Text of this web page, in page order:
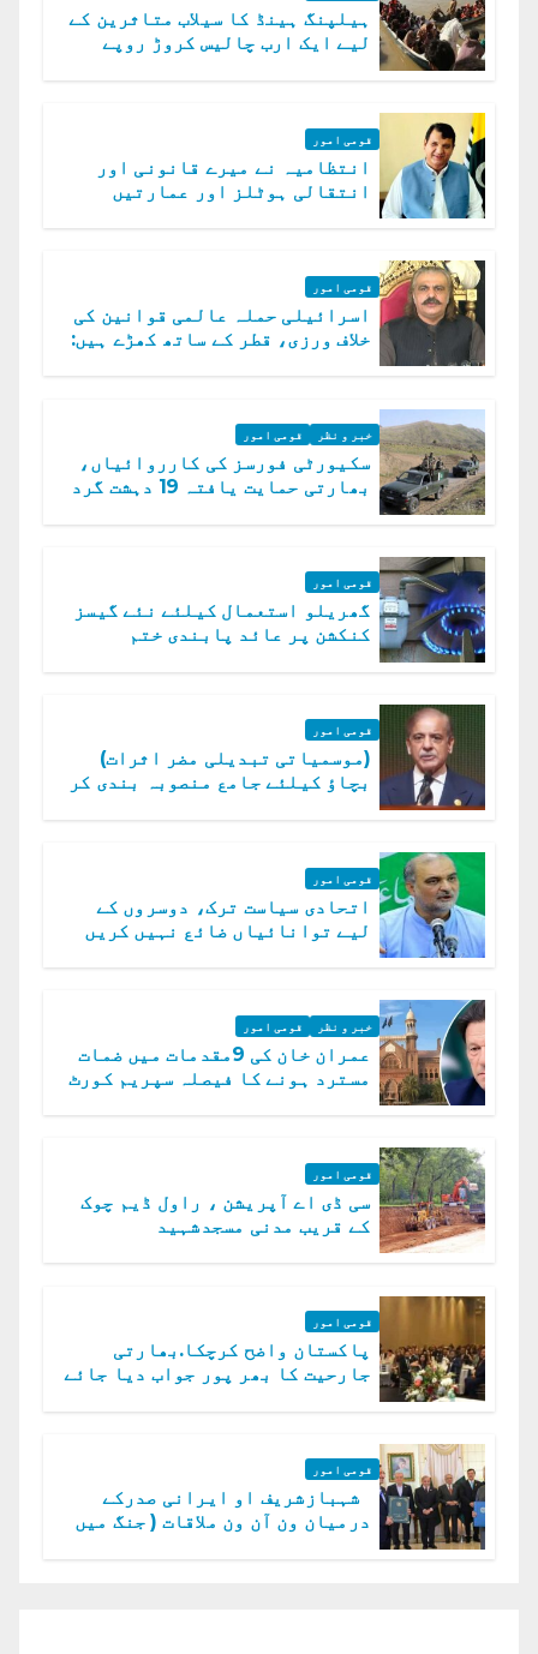
ہیلپنگ ہینڈ کا سیلاب متاثرین کے
لیے ایک ارب چالیس کروڑ روپے
قومی امور
انتظامیہ نے میرے قانونی اور
انتقالی ہوٹلز اور عمارتیں
قومی امور
اسرائیلی حملہ عالمی قوانین کی
خلاف ورزی، قطر کے ساتھ کھڑے ہیں:
خبر و نظر قومی امور
سکیورٹی فورسز کی کارروائیاں،
بھارتی حمایت یافتہ 19 دہشت گرد
قومی امور
گھریلو استعمال کیلئے نئے گیسز
کنکشن پر عائد پابندی ختم
قومی امور
(موسمیاتی تبدیلی مضر اثرات)
بچاؤ کیلئے جامع منصوبہ بندی کر
قومی امور
اتحادی سیاست ترک، دوسروں کے
لیے توانائیاں ضائع نہیں کریں
خبر و نظر قومی امور
عمران خان کی 9مقدمات میں ضمات
مسترد ہونے کا فیصلہ سپریم کورٹ
قومی امور
سی ڈی اے آپریشن ، راول ڈیم چوک
کے قریب مدنی مسجدشہید
قومی امور
پاکستان واضح کرچکا.بھارتی
جارحیت کا بھر پور جواب دیا جائے
قومی امور
شہبازشریف او ایرانی صدرکے
درمیان ون آن ون ملاقات ( جنگ میں